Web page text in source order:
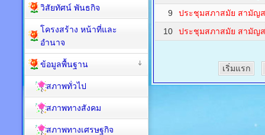
9
ประชุมสภาสมัย สามัญ
10
ประชุมสภาสมัย สามัญ
เริ่มแรก
วิสัยทัศน์ พันธกิจ
โครงสร้าง หน้าที่และ
อำนาจ
ข้อมูลพื้นฐาน
สภาพทั่วไป
สภาพทางสังคม
สภาพทางเศรษฐกิจ